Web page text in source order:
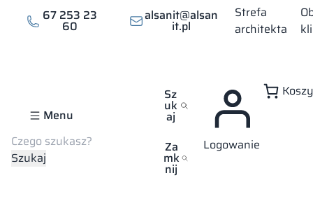
67 253 23
60
alsanit@alsan
it.pl
Strefa
architekta
Menu
Szukaj
Szukaj
Sz
uk
aj
Za
mk
nij
Logowanie
Strona główna Sklep Szafki socjalne Szafki do szatni –
Szafki do szatni – Luxa